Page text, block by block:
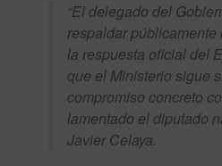
“El delegado del
respaldar
la respuesta oficial del
que el Ministerio sigue
compromiso concreto
lamentado el diputado
Javier Celaya.